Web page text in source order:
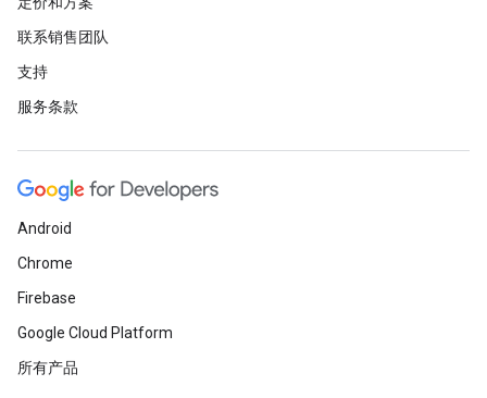
联系销售团队
支持
服务条款
Android
Chrome
Firebase
Google Cloud Platform
所有产品